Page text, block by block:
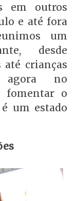
em outros
e até fora
um
desde
até crianças
agora no
fomentar o
um estado